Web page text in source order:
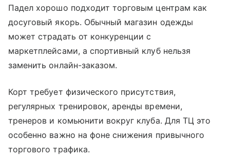
Падел хорошо подходит торговым центрам как
досуговый якорь. Обычный магазин одежды
может страдать от конкуренции с
маркетплейсами, а спортивный клуб нельзя
заменить онлайн-заказом.
Корт требует физического присутствия,
регулярных тренировок, аренды времени,
тренеров и комьюнити вокруг клуба. Для ТЦ это
особенно важно на фоне снижения привычного
торгового трафика.